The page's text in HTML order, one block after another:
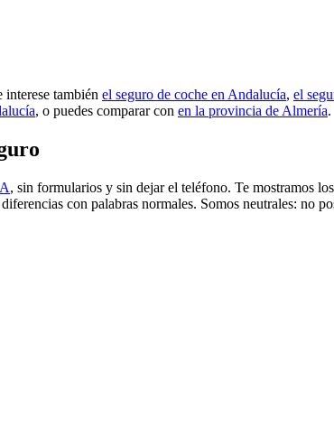
interese también el seguro de coche en Andalucía, el
, o puedes comparar con en la provincia de Almería.
, sin formularios y sin dejar el teléfono. Te mostramos
con palabras normales. Somos neutrales: no